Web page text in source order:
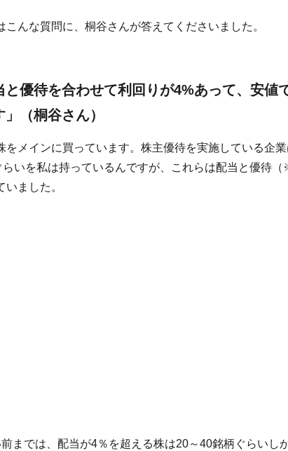
んな質問に、桐谷さんが答えてくださいました。
と優待を合わせて利回りが4%あって、安値
」（桐谷さん）
をメインに買っています。株主優待を実施している企
らいを私は持っているんですが、これらは配当と優待
いました。
までは、配当が4％を超える株は20～40銘柄ぐらいし